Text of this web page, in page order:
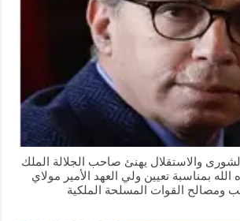
والاستقلال يهنئ صاحب الجلالة الملك
بمناسبة تعيين ولي العهد الأمير مولاي
ومصالح القوات المسلحة الملكية